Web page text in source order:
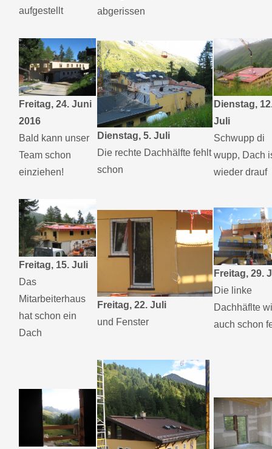
aufgestellt
abgerissen
Freitag, 24. Juni
2016
Bald kann unser
Team schon
einziehen!
Dienstag, 5. Juli
Die rechte Dachhälfte fehlt
schon
Dienstag,
Juli
Schwupp di
wupp, Dach
wieder drauf
Freitag, 15. Juli
Das
Mitarbeiterhaus
hat schon ein
Dach
Freitag, 22. Juli
und Fenster
Freitag, 29.
Die linke
Dachhäflte
auch schon